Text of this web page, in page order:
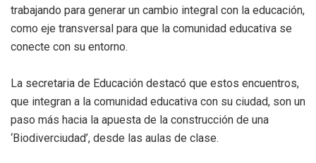
trabajando para generar un cambio integral con la educación,
como eje transversal para que la comunidad educativa se
conecte con su entorno.
La secretaria de Educación destacó que estos encuentros,
que integran a la comunidad educativa con su ciudad, son un
paso más hacia la apuesta de la construcción de una
‘Biodiverciudad’, desde las aulas de clase.